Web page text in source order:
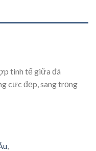
tinh tế giữa đá
cực đẹp, sang trọng